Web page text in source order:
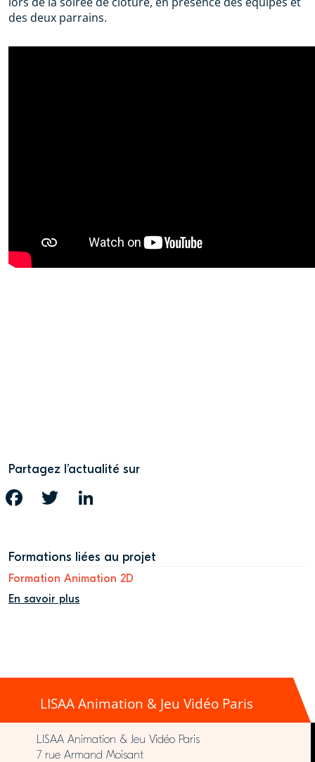
des deux parrains.
Partagez l’actualité sur
FACEBOOK TWITTER
Formations liées au projet
Formation Animation 2D
En savoir plus
LISAA Animation & Jeu Vidéo Paris
LISAA Animation & Jeu Vidéo Paris
7 rue Armand Moisant